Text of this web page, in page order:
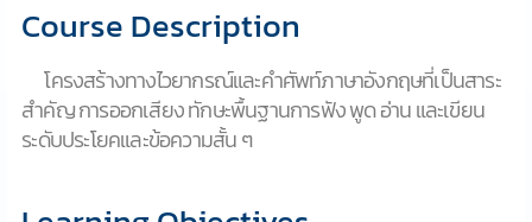
Course Description
โครงสร้างทางไวยากรณ์และคำศัพท์ภาษาอังกฤษที่เป็นสาระ
สำคัญ การออกเสียง ทักษะพื้นฐานการฟัง พูด อ่าน และเขียน
ระดับประโยคและข้อความสั้น ๆ